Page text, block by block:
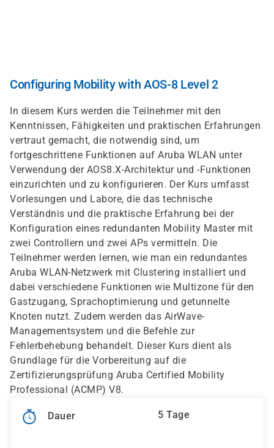
Configuring Mobility with AOS-8 Level 2
In diesem Kurs werden die Teilnehmer mit den
Kenntnissen, Fähigkeiten und praktischen Erfahrungen
vertraut gemacht, die notwendig sind, um
fortgeschrittene Funktionen auf Aruba WLAN unter
Verwendung der AOS8.X-Architektur und -Funktionen
einzurichten und zu konfigurieren. Der Kurs umfasst
Vorlesungen und Labore, die das technische
Verständnis und die praktische Erfahrung bei der
Konfiguration eines redundanten Mobility Master mit
zwei Controllern und zwei APs vermitteln. Die
Teilnehmer werden lernen, wie man ein redundantes
Aruba WLAN-Netzwerk mit Clustering installiert und
dabei verschiedene Funktionen wie Multizone für den
Gastzugang, Sprachoptimierung und getunnelte
Knoten nutzt. Zudem werden das AirWave-
Managementsystem und die Befehle zur
Fehlerbehebung behandelt. Dieser Kurs dient als
Grundlage für die Vorbereitung auf die
Zertifizierungsprüfung Aruba Certified Mobility
Professional (ACMP) V8.
Dauer 5 Tage